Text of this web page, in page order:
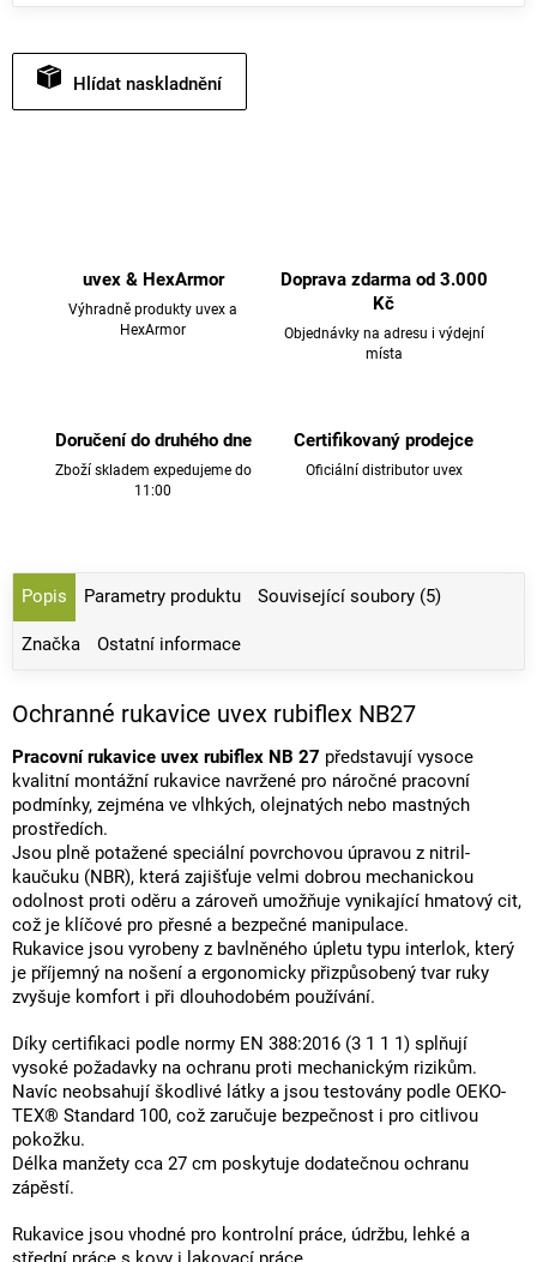
Hlídat
uvex & HexArmor
Výhradně produkty uvex a
HexArmor
Doprava zdarma od 3.000
Kč
Objednávky na adresu i výdejní
místa
Doručení do druhého dne
Zboží skladem expedujeme do
11:00
Certifikovaný prodejce
Oficiální distributor uvex
Popis Parametry produktu Související soubory (5)
Značka Ostatní informace
Ochranné rukavice uvex rubiflex NB27
Pracovní rukavice uvex rubiflex NB 27 představují vysoce
kvalitní montážní rukavice navržené pro náročné pracovní
podmínky, zejména ve vlhkých, olejnatých nebo mastných
prostředích.
Jsou plně potažené speciální povrchovou úpravou z nitril-
kaučuku (NBR), která zajišťuje velmi dobrou mechanickou
odolnost proti oděru a zároveň umožňuje vynikající hmatový cit,
což je klíčové pro přesné a bezpečné manipulace.
Rukavice jsou vyrobeny z bavlněného úpletu typu interlok, který
je příjemný na nošení a ergonomicky přizpůsobený tvar ruky
zvyšuje komfort i při dlouhodobém používání.
Díky certifikaci podle normy EN 388:2016 (3 1 1 1) splňují
vysoké požadavky na ochranu proti mechanickým rizikům.
Navíc neobsahují škodlivé látky a jsou testovány podle OEKO-
TEX® Standard 100, což zaručuje bezpečnost i pro citlivou
pokožku.
Délka manžety cca 27 cm poskytuje dodatečnou ochranu
zápěstí.
Rukavice jsou vhodné pro kontrolní práce, údržbu, lehké a